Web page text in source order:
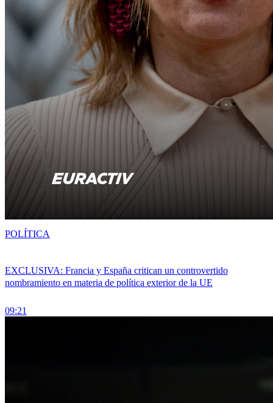
EXCLUSIVA: Francia y España critican un controvertido
nombramiento en materia de política exterior de la UE
09:21
POLÍTICA